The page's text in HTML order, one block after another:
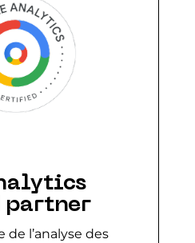
l’analyse des